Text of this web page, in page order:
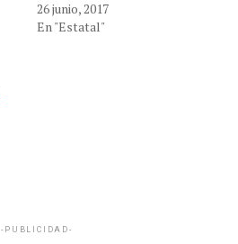
26 junio, 2017
En "Estatal"
-PUBLICIDAD-